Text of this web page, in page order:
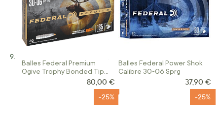
Balles Federal Premium
Ogive Trophy Bonded Tip
80,00 €
Balles Federal Power Shok
Calibre 30-06 Sprg
37,90 €
-25% -25%